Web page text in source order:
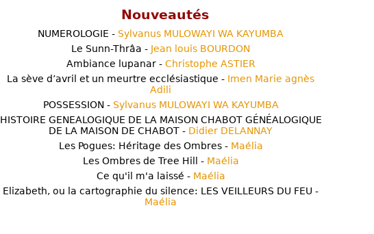
Nouveautés
NUMEROLOGIE - Sylvanus MULOWAYI WA KAYUMBA
Le Sunn-Thrâa - Jean louis BOURDON
Ambiance lupanar - Christophe ASTIER
La sève d’avril et un meurtre ecclésiastique - Imen Marie agnès
Adili
POSSESSION - Sylvanus MULOWAYI WA KAYUMBA
HISTOIRE GENEALOGIQUE DE LA MAISON CHABOT GÉNÉALOGIQUE
DE LA MAISON DE CHABOT - Didier DELANNAY
Les Pogues: Héritage des Ombres - Maélia
Les Ombres de Tree Hill - Maélia
Ce qu'il m'a laissé - Maélia
Elizabeth, ou la cartographie du silence: LES VEILLEURS DU FEU -
Maélia